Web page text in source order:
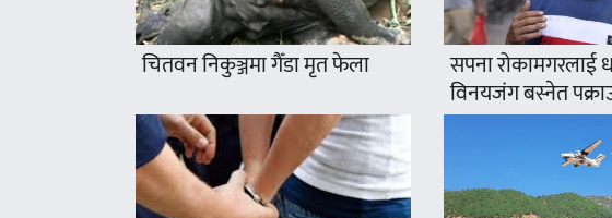
चितवन निकुञ्जमा गैँडा मृत फेला सपना रोकामगरलाई
विनयजंग बस्नेत